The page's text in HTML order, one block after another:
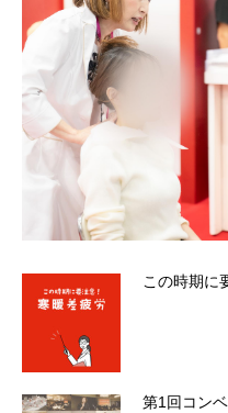
この時期に
第1回コン